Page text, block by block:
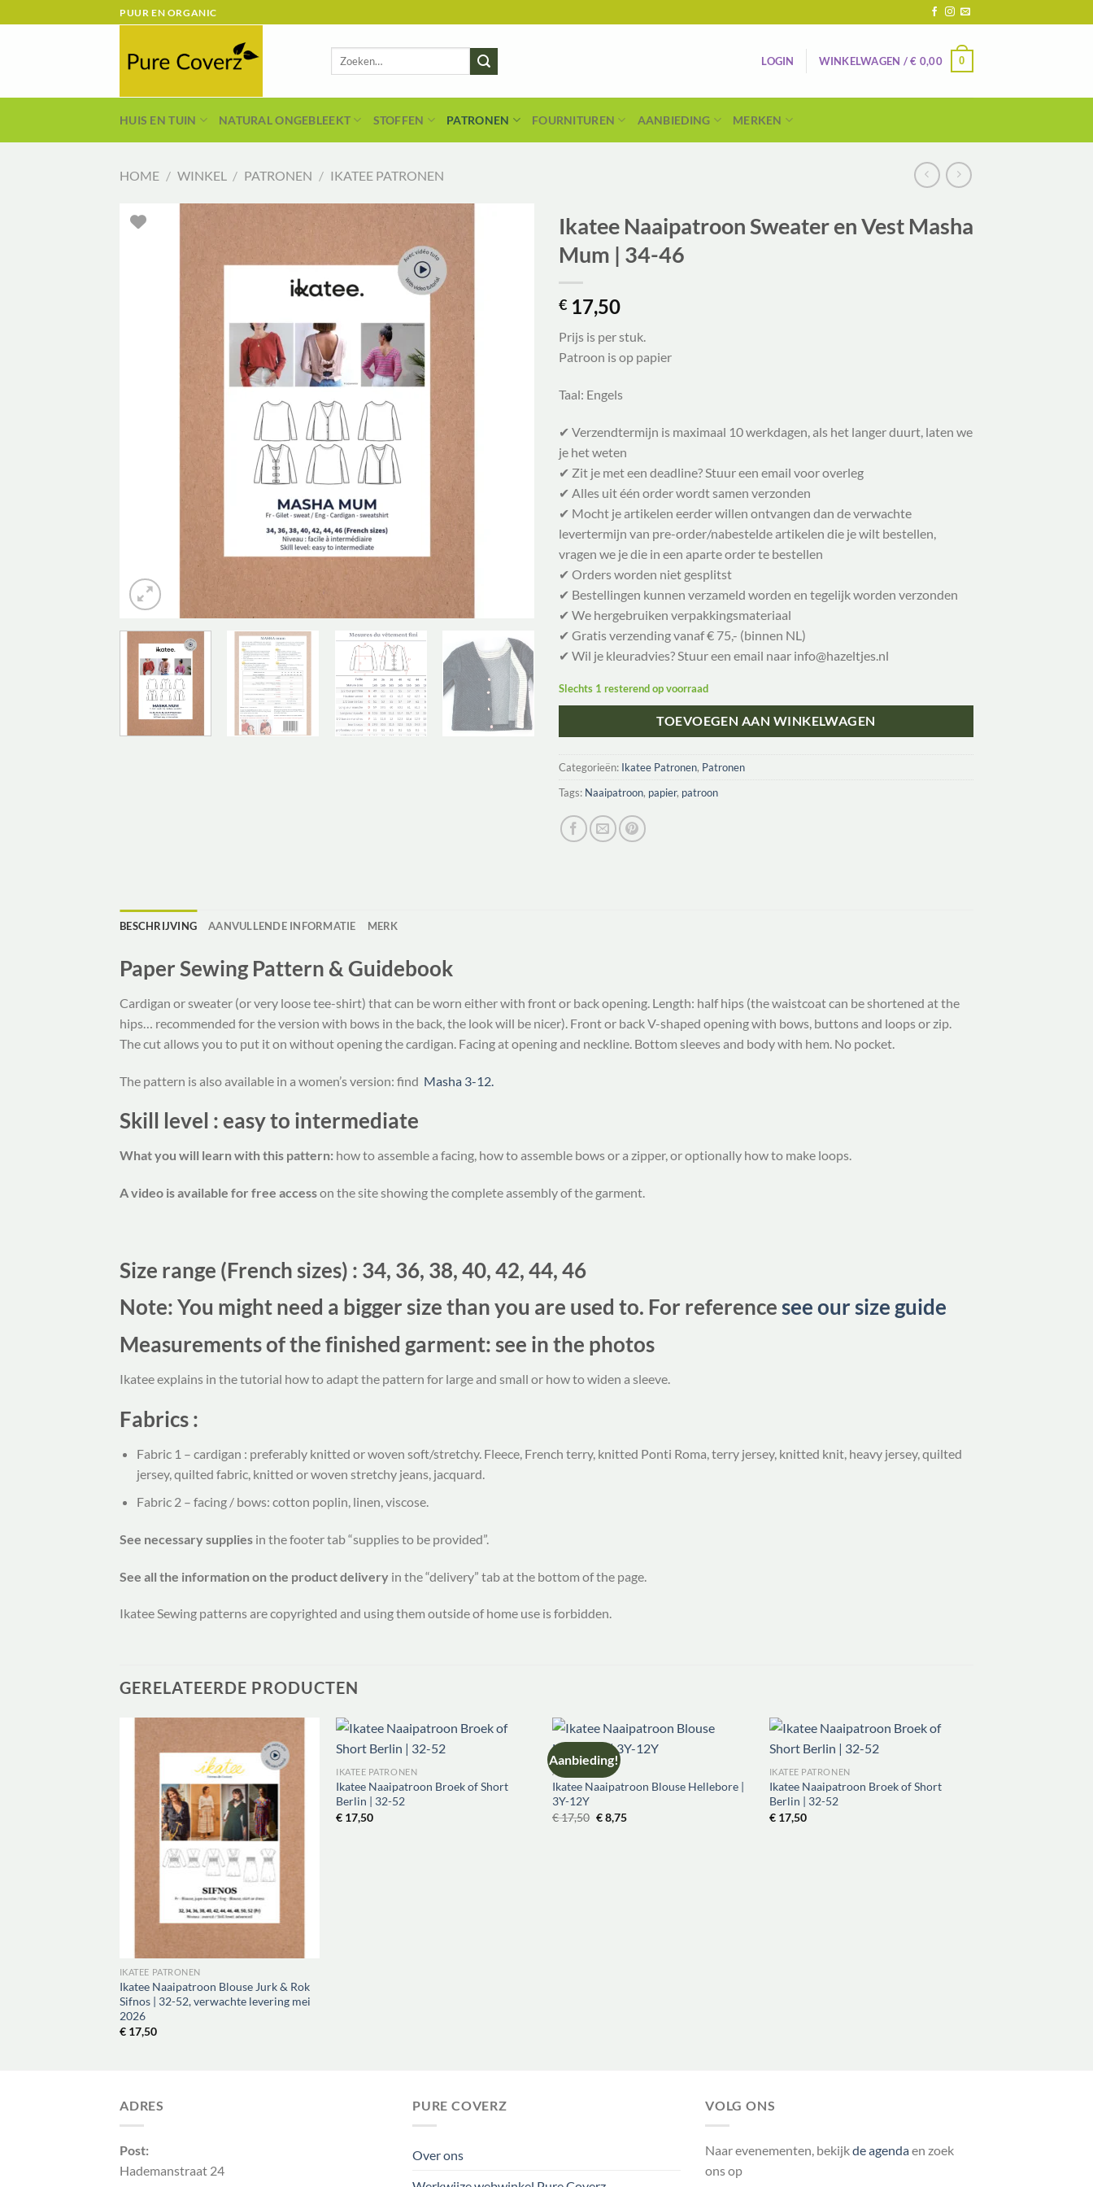
naar
PUUR EN ORGANIC
Zoeken
LOGIN WINKELWAGEN /€ 0,00 0
HUIS EN TUIN NATURAL ONGEBLEEKT STOFFEN PATRONEN FOURNITUREN AANBIEDING MERKEN
HOME / WINKEL / PATRONEN / IKATEE PATRONEN
Ikatee Naaipatroon Sweater en Vest Masha
Mum | 34-46
€ 17,50
Prijs is per stuk.
Patroon is op papier
Taal: Engels
✔ Verzendtermijn is maximaal 10 werkdagen, als het langer duurt, laten we
je het weten
✔ Zit je met een deadline? Stuur een email voor overleg
✔ Alles uit één order wordt samen verzonden
✔ Mocht je artikelen eerder willen ontvangen dan de verwachte
levertermijn van pre-order/nabestelde artikelen die je wilt bestellen,
vragen we je die in een aparte order te bestellen
✔ Orders worden niet gesplitst
✔ Bestellingen kunnen verzameld worden en tegelijk worden verzonden
✔ We hergebruiken verpakkingsmateriaal
✔ Gratis verzending vanaf € 75,- (binnen NL)
✔ Wil je kleuradvies? Stuur een email naar info@hazeltjes.nl
Slechts 1 resterend op voorraad
TOEVOEGEN AAN WINKELWAGEN
Categorieën: Ikatee Patronen, Patronen
Tags: Naaipatroon, papier, patroon
BESCHRIJVING AANVULLENDE INFORMATIE MERK
Paper Sewing Pattern & Guidebook
Cardigan or sweater (or very loose tee-shirt) that can be worn either with front or back opening. Length: half hips (the waistcoat can be shortened at the
hips… recommended for the version with bows in the back, the look will be nicer). Front or back V-shaped opening with bows, buttons and loops or zip.
The cut allows you to put it on without opening the cardigan. Facing at opening and neckline. Bottom sleeves and body with hem. No pocket.
The pattern is also available in a women’s version: find Masha 3-12.
Skill level : easy to intermediate
What you will learn with this pattern: how to assemble a facing, how to assemble bows or a zipper, or optionally how to make loops.
A video is available for free accesson the site showing the complete assembly of the garment.
Size range (French sizes) : 34, 36, 38, 40, 42, 44, 46
Note: You might need a bigger size than you are used to. For reference see our size guide
Measurements of the finished garment: see in the photos
Ikatee explains in the tutorial how to adapt the pattern for large and small or how to widen a sleeve.
Fabrics :
Fabric 1 – cardigan : preferably knitted or woven soft/stretchy. Fleece, French terry, knitted Ponti Roma, terry jersey, knitted knit, heavy jersey, quilted
jersey, quilted fabric, knitted or woven stretchy jeans, jacquard.
Fabric 2 – facing / bows: cotton poplin, linen, viscose.
See necessary supplies in the footer tab “supplies to be provided”.
See all the information on the product delivery in the “delivery” tab at the bottom of the page.
Ikatee Sewing patterns are copyrighted and using them outside of home use is forbidden.
GERELATEERDE PRODUCTEN
IKATEE PATRONEN
Ikatee Naaipatroon Blouse Jurk & Rok
Sifnos | 32-52, verwachte levering mei
2026
€17,50
IKATEE PATRONEN
Ikatee Naaipatroon Broek of Short
Berlin | 32-52
€ 17,50
Aanbieding!
AANBIEDING
Ikatee Naaipatroon Blouse Hellebore |
3Y-12Y
€17,50 Oorspronkelijke
prijs
€8,75Huidige
IKATEE PATRONEN
Ikatee Naaipatroon Broek of Short
Berlin | 32-52
€17,50
ADRES
Post:
Hademanstraat 24
PURE COVERZ
Over ons
VOLG ONS
Naar evenementen, bekijkde agendaen zoek
ons op